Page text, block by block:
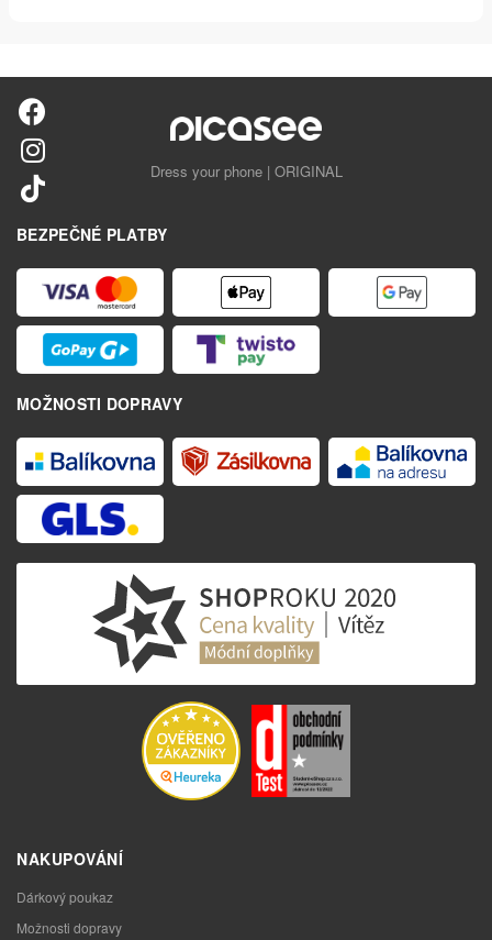
Dress your phone | ORIGINAL
BEZPEČNÉ PLATBY
MOŽNOSTI DOPRAVY
NAKUPOVÁNÍ
Dárkový poukaz
Možnosti dopravy